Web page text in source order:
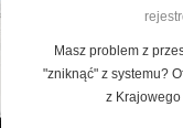
Masz problem z
"zniknąć" z systemu?
z